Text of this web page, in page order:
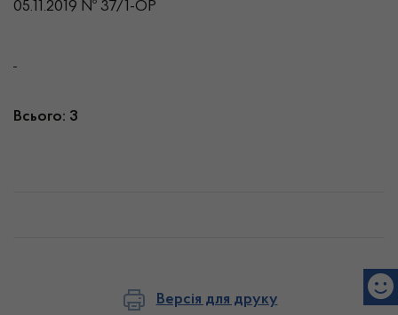
05.11.2019 № 37/1-ОР
Всього: 3
Версія для друку